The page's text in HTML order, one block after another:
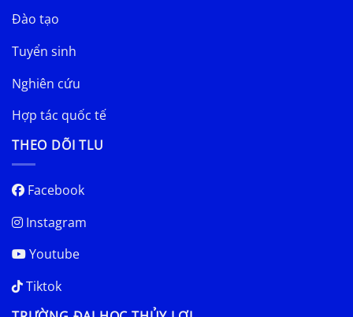
Đào tạo
Tuyển sinh
Nghiên cứu
Hợp tác quốc tế
THEO DÕI TLU
Facebook
Instagram
Youtube
Tiktok